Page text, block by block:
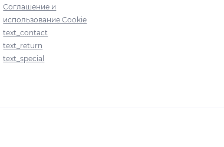
Соглашение и
использование Cookie
text_contact
text_return
text_special